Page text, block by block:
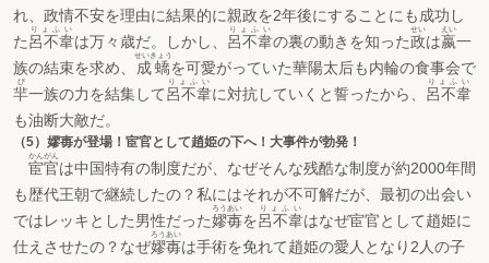
れ、政情不安を理由に結果的に親政を2年後にすることにも成功し
た呂不韋
りょふい
は万々歳だ。しかし、 呂不韋
りょふい
の裏の動きを知った政
せい
は嬴
えい
一
族の結束を求め、
成蟜
せいきょう
を可愛がっていた華陽太后も内輪の食事会で
羋
び
一族の力を結集して呂不韋
りょふい
に対抗していくと誓ったから、 呂不韋
りょふい
も油断大敵だ。
（5）嫪毐が登場！宦官として趙姫の下へ！大事件が勃発！
宦官
かんがん
は中国特有の制度だが、なぜそんな残酷な制度が約2000年間
も歴代王朝で継続したの？私にはそれが不可解だが、最初の出会い
ではレッキとした男性だった嫪毐
ろうあい
を呂不韋
りょふい
はなぜ宦官として趙姫に
仕えさせたの？なぜ嫪毐
ろうあい
は手術を免れて趙姫の愛人となり2人の子